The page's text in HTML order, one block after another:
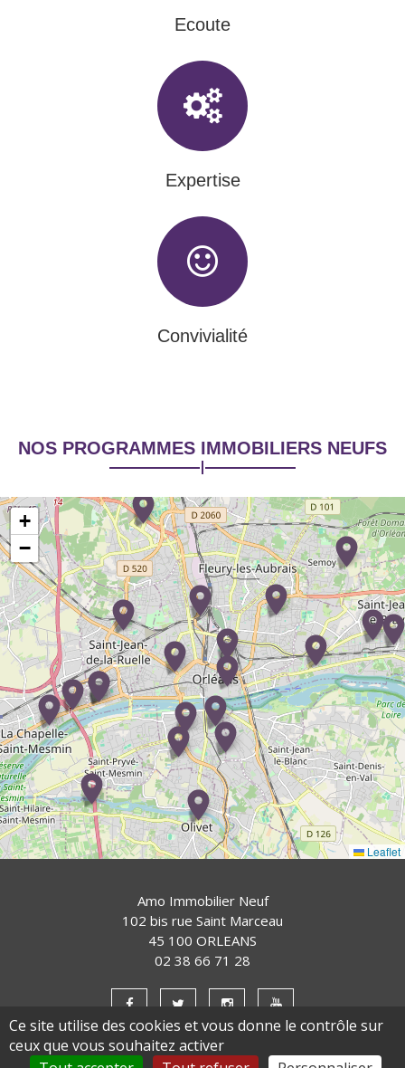
Ecoute
Expertise
Convivialité
NOS PROGRAMMES IMMOBILIERS NEUFS
+
−
Leaflet
Amo Immobilier Neuf
102 bis rue Saint Marceau
45 100 ORLEANS
02 38 66 71 28
Mentions légales Politique de confidentialité
Ce site utilise des cookies et vous donne le contrôle sur
ceux que vous souhaitez activer